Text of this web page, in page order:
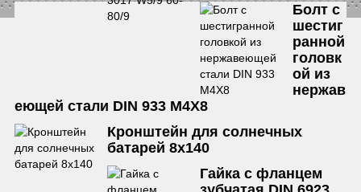
Болт с
шестиг
ранной
головк
ой из
нержав
еющей стали DIN 933 М4Х8
Кронштейн для солнечных
батарей 8х140
Гайка с фланцем